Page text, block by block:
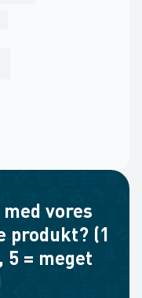
vores
produkt? (1
= meget